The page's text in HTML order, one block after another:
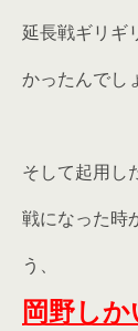
延長戦ギリギ
かったんでし
そして起用し
戦になった時
う、
岡野し